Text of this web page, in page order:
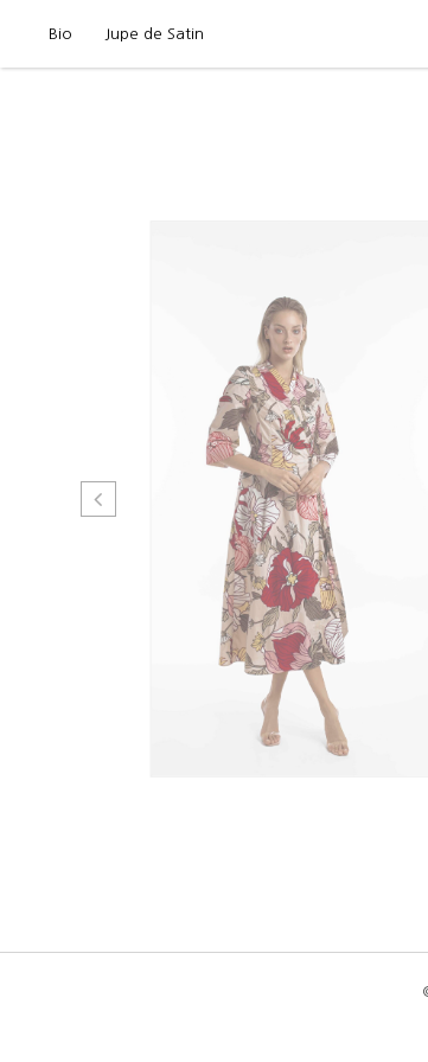
Bio Jupe de Satin
Jupe
Primavera
Autunno